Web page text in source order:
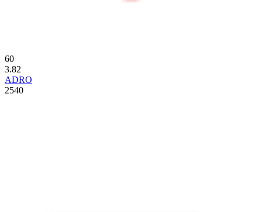
60
3.82
ADRO
2540